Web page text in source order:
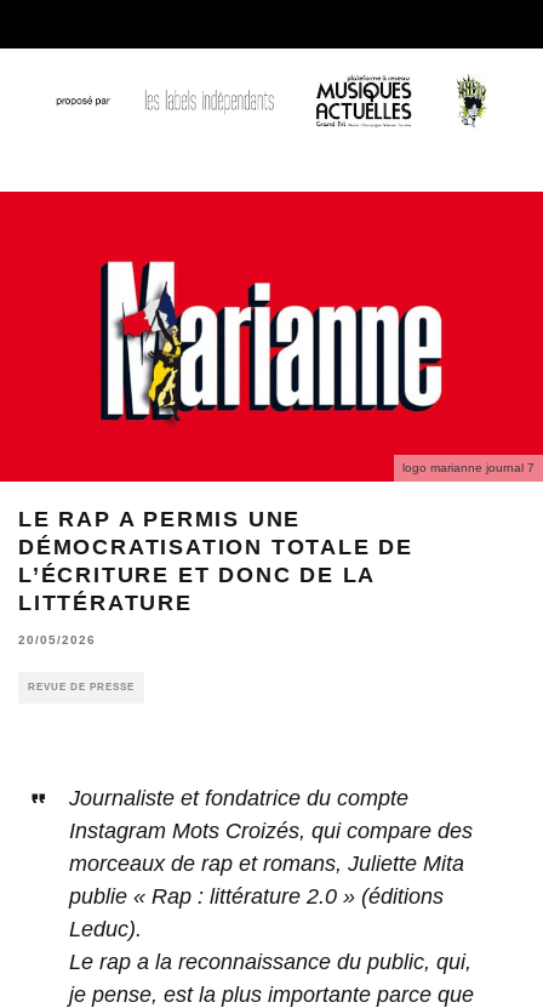
logo marianne journal 7
LE RAP A PERMIS UNE
DÉMOCRATISATION TOTALE DE
L’ÉCRITURE ET DONC DE LA
LITTÉRATURE
20/05/2026
REVUE DE PRESSE
Journaliste et fondatrice du compte
Instagram Mots Croizés, qui compare des
morceaux de rap et romans, Juliette Mita
publie « Rap : littérature 2.0 » (éditions
Leduc).
Le rap a la reconnaissance du public, qui,
je pense, est la plus importante parce que